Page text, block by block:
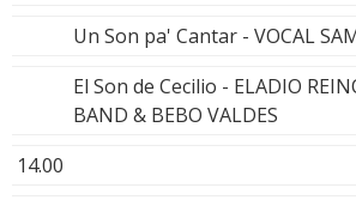
Un Son pa' Cantar - VOCAL
El Son de Cecilio - ELADIO
BAND & BEBO VALDES
14.00